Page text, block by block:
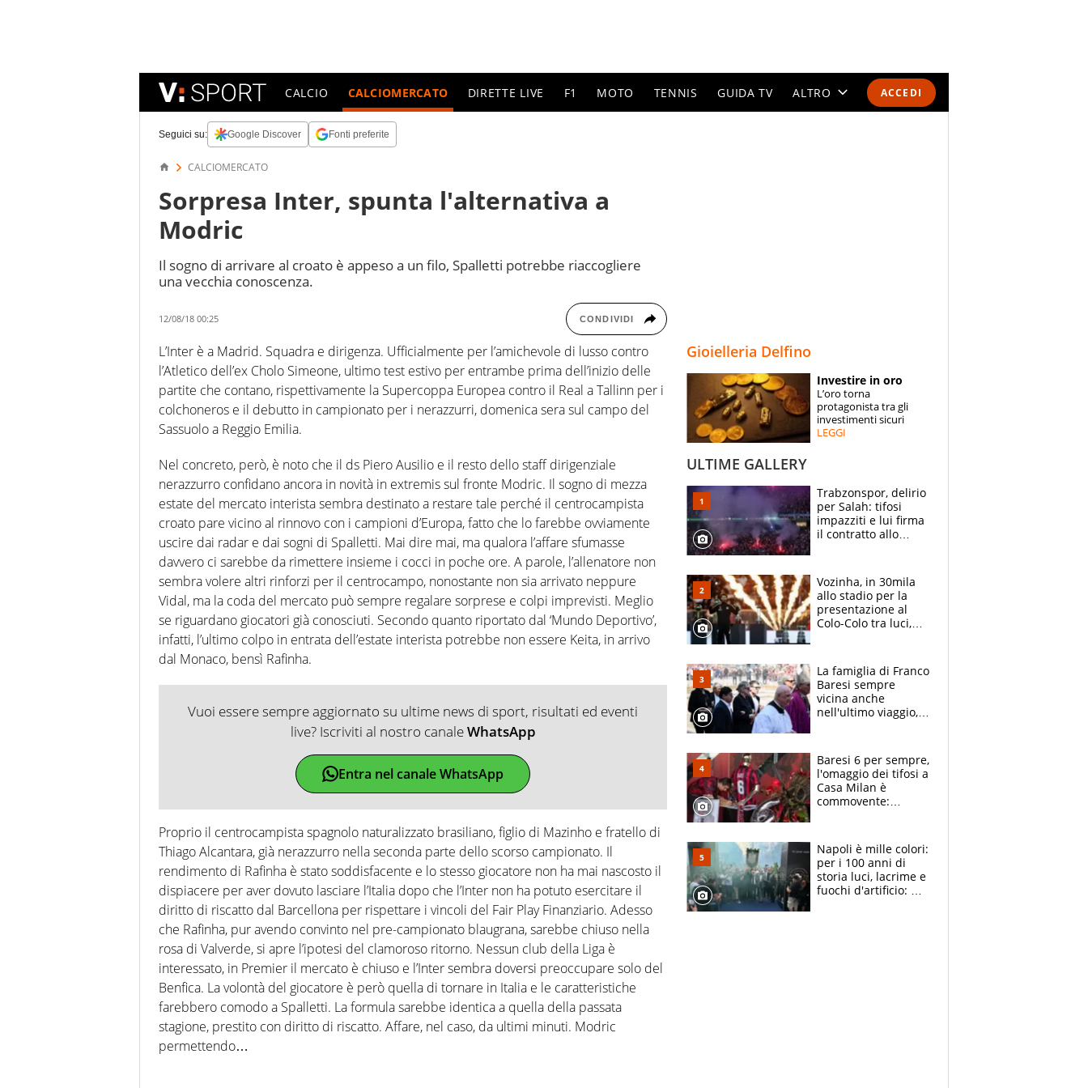
ACCEDI
CALCIO CALCIOMERCATO DIRETTE LIVE F1 MOTO TENNIS GUIDA TV ALTRO
SPECIALI
ESPERTI
Seguici su: Google Discover Fonti preferite
CALCIOMERCATO
Sorpresa Inter, spunta l'alternativa a
Modric
Il sogno di arrivare al croato è appeso a un filo, Spalletti potrebbe riaccogliere
una vecchia conoscenza.
12/08/18 00:25 CONDIVIDI
L’Inter è a Madrid. Squadra e dirigenza. Ufficialmente per l’amichevole di lusso contro
l’Atletico dell’ex Cholo Simeone, ultimo test estivo per entrambe prima dell’inizio delle
partite che contano, rispettivamente la Supercoppa Europea contro il Real a Tallinn per i
colchoneros e il debutto in campionato per i nerazzurri, domenica sera sul campo del
Sassuolo a Reggio Emilia.
Nel concreto, però, è noto che il ds Piero Ausilio e il resto dello staff dirigenziale
nerazzurro confidano ancora in novità in extremis sul fronte Modric. Il sogno di mezza
estate del mercato interista sembra destinato a restare tale perché il centrocampista
croato pare vicino al rinnovo con i campioni d’Europa, fatto che lo farebbe ovviamente
uscire dai radar e dai sogni di Spalletti. Mai dire mai, ma qualora l’affare sfumasse
davvero ci sarebbe da rimettere insieme i cocci in poche ore. A parole, l’allenatore non
sembra volere altri rinforzi per il centrocampo, nonostante non sia arrivato neppure
Vidal, ma la coda del mercato può sempre regalare sorprese e colpi imprevisti. Meglio
se riguardano giocatori già conosciuti. Secondo quanto riportato dal ‘Mundo Deportivo’,
infatti, l’ultimo colpo in entrata dell’estate interista potrebbe non essere Keita, in arrivo
dal Monaco, bensì Rafinha.
Vuoi essere sempre aggiornato su ultime news di sport, risultati ed eventi
live? Iscriviti al nostro canaleWhatsApp
Entra nel canale WhatsApp
Proprio il centrocampista spagnolo naturalizzato brasiliano, figlio di Mazinho e fratello di
Thiago Alcantara, già nerazzurro nella seconda parte dello scorso campionato. Il
rendimento di Rafinha è stato soddisfacente e lo stesso giocatore non ha mai nascosto il
dispiacere per aver dovuto lasciare l’Italia dopo che l’Inter non ha potuto esercitare il
diritto di riscatto dal Barcellona per rispettare i vincoli del Fair Play Finanziario. Adesso
che Rafinha, pur avendo convinto nel pre-campionato blaugrana, sarebbe chiuso nella
rosa di Valverde, si apre l’ipotesi del clamoroso ritorno. Nessun club della Liga è
interessato, in Premier il mercato è chiuso e l’Inter sembra doversi preoccupare solo del
Benfica. La volontà del giocatore è però quella di tornare in Italia e le caratteristiche
farebbero comodo a Spalletti. La formula sarebbe identica a quella della passata
stagione, prestito con diritto di riscatto. Affare, nel caso, da ultimi minuti. Modric
permettendo…
Gioielleria Delfino
Investire in oro
L’oro torna
protagonista tra gli
investimenti sicuri
LEGGI
ULTIME GALLERY
Trabzonspor, delirio
per Salah: tifosi
impazziti e lui firma
il contratto allo
Vozinha, in 30mila
allo stadio per la
presentazione al
Colo-Colo tra luci,
La famiglia di Franco
Baresi sempre
vicina anche
nell'ultimo viaggio,
circondati
dall'affetto dei tifosi
Baresi 6 per sempre,
l'omaggio dei tifosi a
Casa Milan è
commovente:
bigliettini
Napoli è mille colori:
per i 100 anni di
storia luci, lacrime e
fuochi d'artificio: De